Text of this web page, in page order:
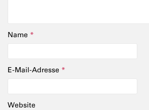
Name *
E-Mail-Adresse *
Website